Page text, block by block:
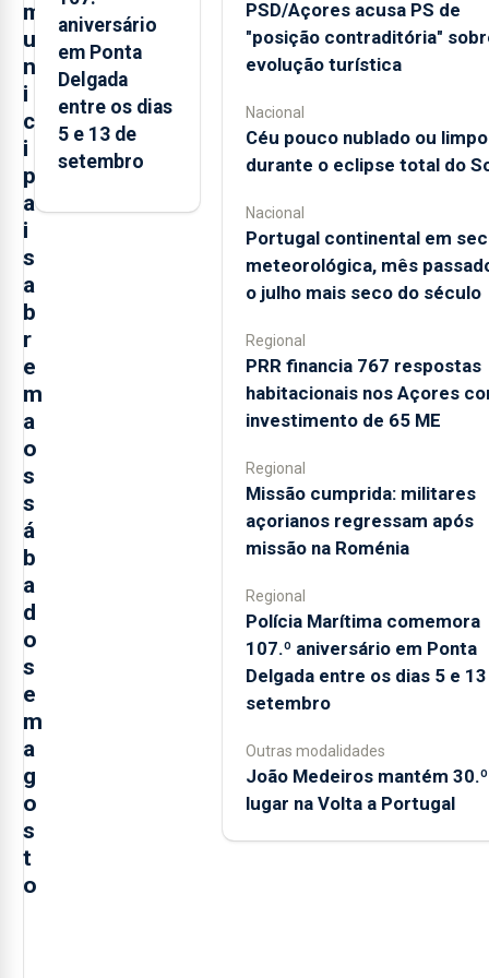
m
u
n
i
c
i
p
a
i
s
a
b
r
e
m
a
o
s
s
á
b
a
d
o
s
e
m
a
g
o
s
t
o
aniversário
em Ponta
Delgada
entre os dias
5 e 13 de
setembro
PSD/Açores acusa PS de
"posição contraditória"
evolução turística
Nacional
Céu pouco nublado ou limpo
durante o eclipse total do
Nacional
Portugal continental em
meteorológica, mês
o julho mais seco do século
Regional
PRR financia 767 respostas
habitacionais nos Açores
investimento de 65 ME
Regional
Missão cumprida: militares
açorianos regressam após
missão na Roménia
Regional
Polícia Marítima comemora
107.º aniversário em Ponta
Delgada entre os dias 5 e
setembro
Outras modalidades
João Medeiros mantém 30.º
lugar na Volta a Portugal